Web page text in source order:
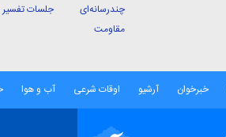
چندرسانه‌ای
مقاومت
جلسات تفسیر
خبرخوان آرشیو اوقات شرعی آب و هوا